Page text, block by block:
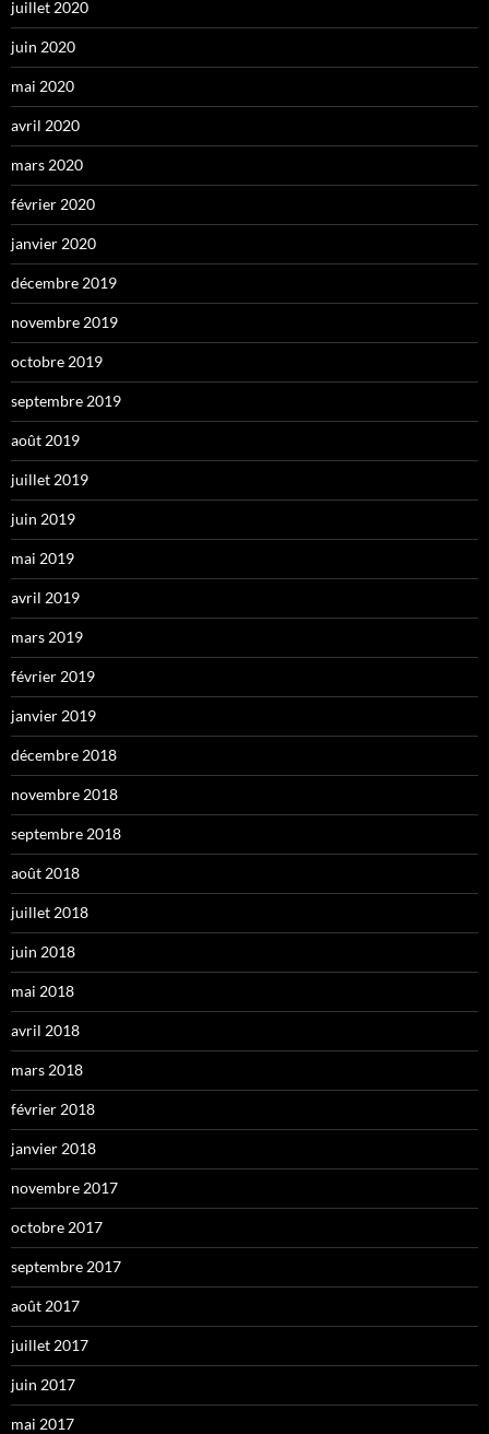
juillet 2020
juin 2020
mai 2020
avril 2020
mars 2020
février 2020
janvier 2020
décembre 2019
novembre 2019
octobre 2019
septembre 2019
août 2019
juillet 2019
juin 2019
mai 2019
avril 2019
mars 2019
février 2019
janvier 2019
décembre 2018
novembre 2018
septembre 2018
août 2018
juillet 2018
juin 2018
mai 2018
avril 2018
mars 2018
février 2018
janvier 2018
novembre 2017
octobre 2017
septembre 2017
août 2017
juillet 2017
juin 2017
mai 2017